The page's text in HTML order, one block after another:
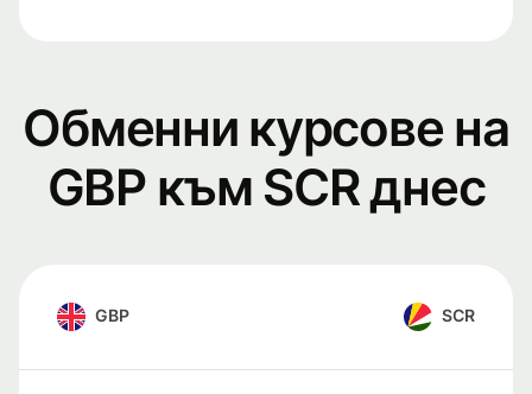
Обменни курсове на
GBP към SCR днес
GBP SCR